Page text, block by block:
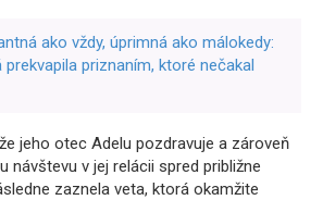
ako vždy, úprimná ako málokedy:
prekvapila priznaním, ktoré nečakal
jeho otec Adelu pozdravuje a zároveň
návštevu v jej relácii spred približne
zaznela veta, ktorá okamžite